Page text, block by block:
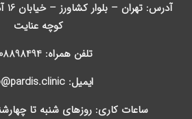
کوچه عنایت
تلفن همراه: 09208898494
ایمیل: info@pardis.clinic
ساعات کاری: روزهای شنبه تا چهارشنبه